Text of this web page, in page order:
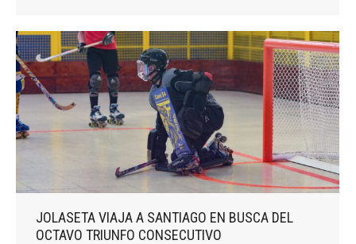
JOLASETA VIAJA A SANTIAGO EN BUSCA DEL
OCTAVO TRIUNFO CONSECUTIVO